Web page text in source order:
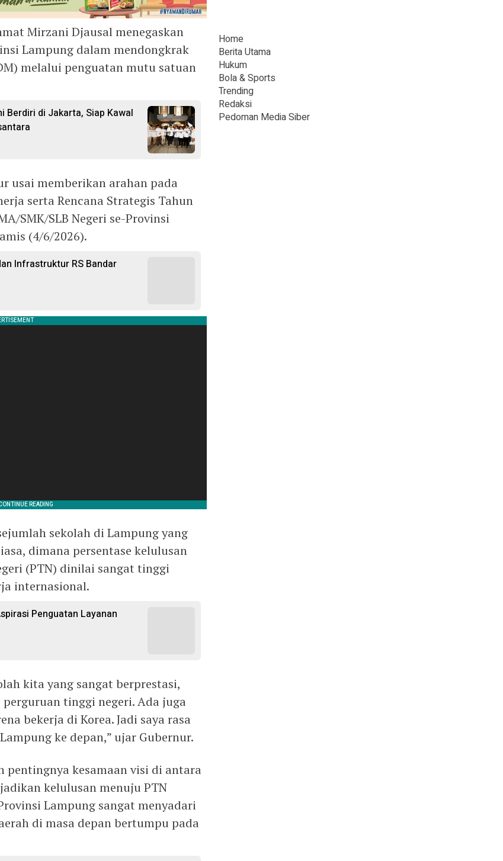
Mirzani Djausal menegaskan
Lampung dalam mendongkrak
melalui penguatan mutu satuan
Berdiri di Jakarta, Siap Kawal
usai memberikan arahan pada
serta Rencana Strategis Tahun
SMK/SLB Negeri se-Provinsi
(4/6/2026).
Infrastruktur RS Bandar
sekolah di Lampung yang
dimana persentase kelulusan
(PTN) dinilai sangat tinggi
internasional.
Penguatan Layanan
kita yang sangat berprestasi,
tinggi negeri. Ada juga
bekerja di Korea. Jadi saya rasa
ke depan,” ujar Gubernur.
pentingnya kesamaan visi di antara
kelulusan menuju PTN
Lampung sangat menyadari
di masa depan bertumpu pada
Home
Berita Utama
Hukum
Bola & Sports
Trending
Redaksi
Pedoman Media Siber